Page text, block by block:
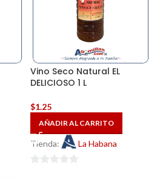
Vino Seco Natural EL
DELICIOSO 1 L
$1.25
AÑADIR AL CARRITO
Tienda: La Habana